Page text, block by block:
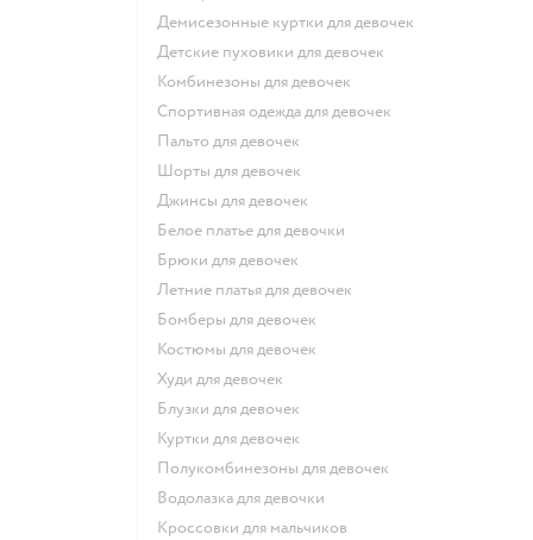
Демисезонные куртки для девочек
Детские пуховики для девочек
Комбинезоны для девочек
Спортивная одежда для девочек
Пальто для девочек
Шорты для девочек
Джинсы для девочек
Белое платье для девочки
Брюки для девочек
Летние платья для девочек
Бомберы для девочек
Костюмы для девочек
Худи для девочек
Блузки для девочек
Куртки для девочек
Полукомбинезоны для девочек
Водолазка для девочки
Кроссовки для мальчиков